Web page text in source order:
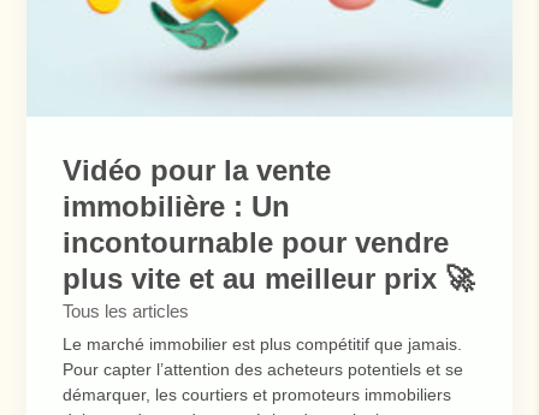
Vidéo pour la vente
immobilière : Un
incontournable pour vendre
plus vite et au meilleur prix 🚀
Tous les articles
Le marché immobilier est plus compétitif que jamais.
Pour capter l’attention des acheteurs potentiels et se
démarquer, les courtiers et promoteurs immobiliers